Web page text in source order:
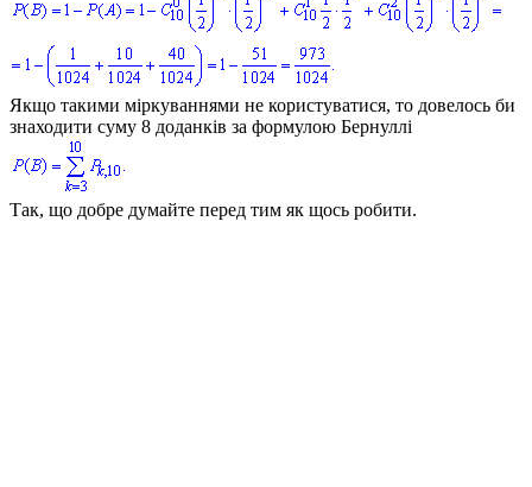
Якщо такими міркуваннями не користуватися, то довелось би
знаходити суму 8 доданків за формулою Бернуллі
Так, що добре думайте перед тим як щось робити.